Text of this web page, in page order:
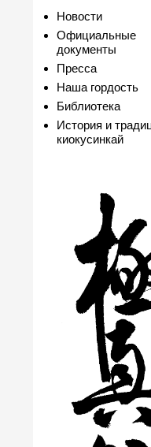
Новости
Официальные
документы
Пресса
Наша гордость
Библиотека
История и
киокусинкай